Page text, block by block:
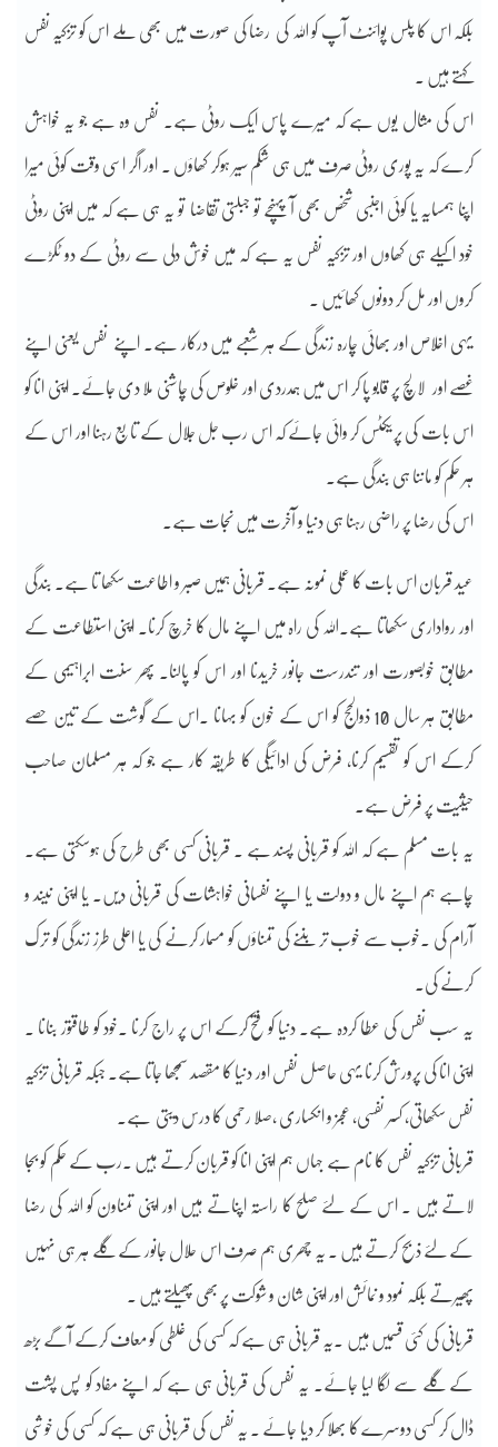
بلکہ اس کا پلس پوائنٹ آپ کو اللہ کی رضا کی صورت میں بھی ملے اس کو تزکیہ نفس
کہتے ہیں ۔
اس کی مثال یوں ہے کہ میرے پاس ایک روٹی ہے۔ نفس وہ ہے جو یہ خواہش
کرے کہ یہ پوری روٹی صرف میں ہی شکم سیر ہوکر کھاؤں ۔ اور اگر اسی وقت کوئی میرا
اپنا ہمسایہ یا کوئی اجنبی شخص بھی آ پہنچے تو جبلتی تقاضا تو یہ ہی ہے کہ میں اپنی روٹی
خود اکیلے ہی کھاوں اور تزکیہ نفس یہ ہے کہ میں خوش دلی سے روٹی کے دو ٹکڑے
کروں اور مل کر دونوں کھائیں ۔
یہی اخلاص اور بھائی چارہ زندگی کے ہر شعبے میں درکار ہے۔ اپنے نفس یعنی اپنے
غصے اور لالچ پر قابو پا کر اس میں ہمدردی اور خلوص کی چاشنی ملا دی جائے۔ اپنی انا کو
اس بات کی پریکٹس کر وائی جائے کہ اس رب جل جلال کے تابع رہنا اور اس کے
ہر حکم کو ماننا ہی بندگی ہے۔
اس کی رضا پر راضی رہنا ہی دنیا و آخرت میں نجات ہے۔
عید قربان اس بات کا عملی نمونہ ہے۔ قربانی ہمیں صبر و اطاعت سکھا تا ہے۔ بندگی
اور رواداری سکھاتا ہے۔اللہ کی راہ میں اپنے مال کا خرچ کرنا۔ اپنی استطاعت کے
مطابق خوبصورت اور تندرست جانور خریدنا اور اس کو پالنا۔ پھر سنت ابراہیمی کے
مطابق ہر سال 10 ذوالحج کو اس کے خون کو بہانا ۔اس کے گوشت کے تین حصے
کرکے اس کو تقسیم کرنا، فرض کی ادائیگی کا طریقہ کار ہے جو کہ ہر مسلمان صاحب
حیثیت پر فرض ہے۔
یہ بات مسلم ہے کہ اللہ کو قربانی پسند ہے ۔ قربانی کسی بھی طرح کی ہوسکتی ہے۔
چاہے ہم اپنے مال و دولت یا اپنے نفسانی خواہشات کی قربانی دیں۔ یا اپنی نیند و
آرام کی ۔خوب سے خوب تر بننے کی تمناؤں کو مسمار کرنے کی یا اعلی طرز زندگی کو ترک
کرنے کی۔
یہ سب نفس کی عطا کردہ ہے۔ دنیا کو فتح کرکے اس پر راج کرنا ۔خود کو طاقتور بنانا ۔
اپنی انا کی پرورش کرنا یہی حاصل نفس اور دنیا کا مقصد سمجھا جاتا ہے۔ جبکہ قربانی تزکیہ
نفس سکھاتی، کسر نفسی، عجز و انکساری ،صلا رحمی کا درس دیتی ہے۔
قربانی تزکیہ نفس کا نام ہے جہاں ہم اپنی انا کو قربان کرتے ہیں ۔رب کے حکم کو بجا
لاتے ہیں ۔ اس کے لئے صلح کا راستہ اپناتے ہیں اور اپنی تمناون کو اللہ کی رضا
کے لئے ذبح کرتے ہیں ۔ یہ چھری ہم صرف اس حلال جانور کے گلے ہر ہی نہیں
پھیرتے بلکہ نمود و نمائش اور اپنی شان و شوکت پر بھی پھیلتے ہیں ۔
قربانی کی کئی قسمیں ہیں ۔یہ قربانی ہی ہے کہ کسی کی غلطی کو معاف کرکے آگے بڑھ
کے گلے سے لگا لیا جائے۔ یہ نفس کی قربانی ہی ہے کہ اپنے مفاد کو پس پشت
ڈال کر کسی دوسرے کا بھلا کر دیا جائے ۔ یہ نفس کی قربانی ہی ہے کہ کسی کی خوشی